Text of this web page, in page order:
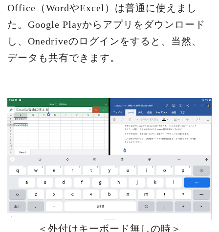
Office（WordやExcel）は普通に使えまし
た。Google Playからアプリをダウンロード
し、Onedriveのログインをすると、当然、
データも共有できます。
＜外付けキーボード無しの時＞